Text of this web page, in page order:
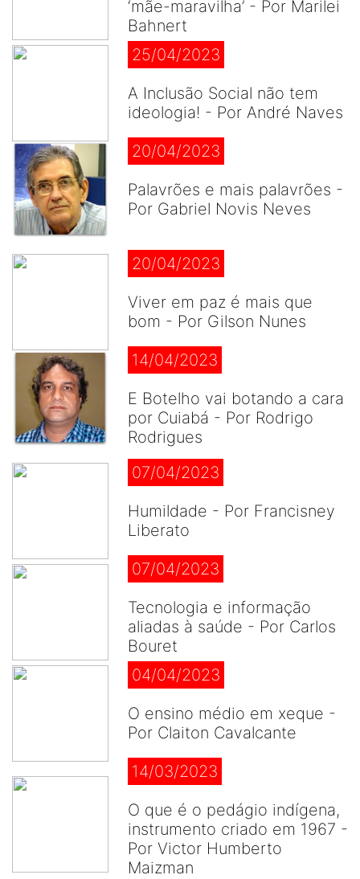
‘mãe-maravilha’ - Por Marilei
Bahnert
25/04/2023
A Inclusão Social não tem
ideologia! - Por André Naves
20/04/2023
Palavrões e mais palavrões -
Por Gabriel Novis Neves
20/04/2023
Viver em paz é mais que
bom - Por Gilson Nunes
14/04/2023
E Botelho vai botando a cara
por Cuiabá - Por Rodrigo
Rodrigues
07/04/2023
Humildade - Por Francisney
Liberato
07/04/2023
Tecnologia e informação
aliadas à saúde - Por Carlos
Bouret
04/04/2023
O ensino médio em xeque -
Por Claiton Cavalcante
14/03/2023
O que é o pedágio indígena,
instrumento criado em 1967 -
Por Victor Humberto
Maizman